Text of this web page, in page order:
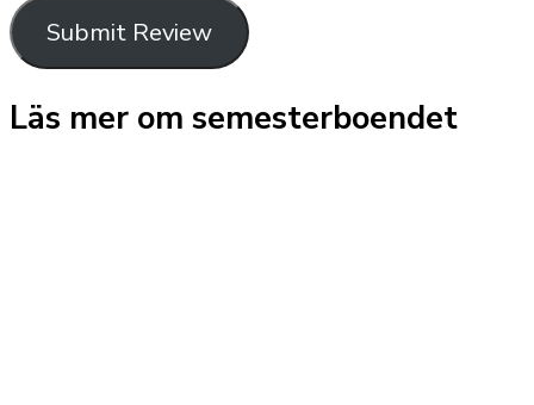
Submit Review
Läs mer om semesterboendet